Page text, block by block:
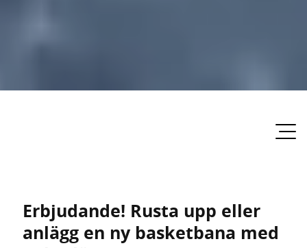
Erbjudande! Rusta upp eller
anlägg en ny basketbana med